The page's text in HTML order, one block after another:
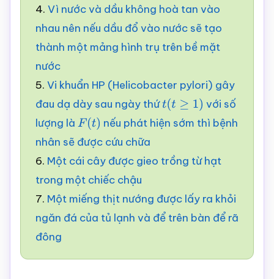
4. Vì nước và dầu không hoà tan vào
nhau nên nếu dầu đổ vào nước sẽ tạo
thành một mảng hình trụ trên bề mặt
nước
5. Vi khuẩn HP (Helicobacter pylori) gây
đau dạ dày sau ngày thứt(t ≥1)
với số
lượng là F(t) nếu phát hiện sớm thì bệnh
nhân sẽ được cứu chữa
6. Một cái cây được gieo trồng từ hạt
trong một chiếc chậu
7. Một miếng thịt nướng được lấy ra khỏi
ngăn đá của tủ lạnh và để trên bàn để rã
đông